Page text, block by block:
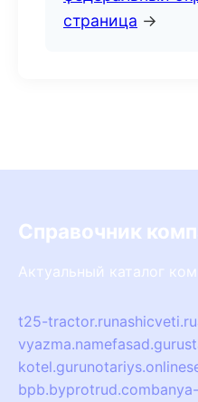
страница →
Справочник
Актуальный каталог
t25-tractor.runashicveti.ru
vyazma.namefasad.guru
kotel.gurunotariys.online
bpb.byprotrud.com